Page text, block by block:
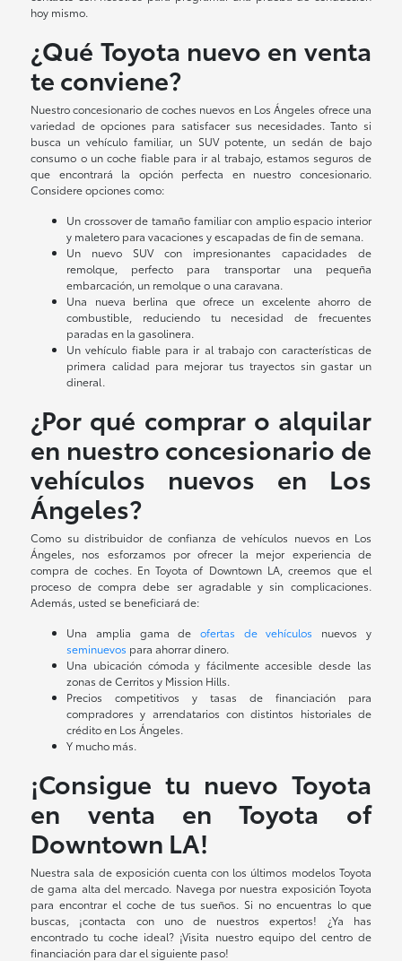
hoy mismo.
¿Qué Toyota nuevo en venta
te conviene?
Nuestro concesionario de coches nuevos en Los Ángeles ofrece una
variedad de opciones para satisfacer sus necesidades. Tanto si
busca un vehículo familiar, un SUV potente, un sedán de bajo
consumo o un coche fiable para ir al trabajo, estamos seguros de
que encontrará la opción perfecta en nuestro concesionario.
Considere opciones como:
Un crossover de tamaño familiar con amplio espacio interior
y maletero para vacaciones y escapadas de fin de semana.
Un nuevo SUV con impresionantes capacidades de
remolque, perfecto para transportar una pequeña
embarcación, un remolque o una caravana.
Una nueva berlina que ofrece un excelente ahorro de
combustible, reduciendo tu necesidad de frecuentes
paradas en la gasolinera.
Un vehículo fiable para ir al trabajo con características de
primera calidad para mejorar tus trayectos sin gastar un
dineral.
¿Por qué comprar o alquilar
en nuestro concesionario de
vehículos nuevos en Los
Ángeles?
Como su distribuidor de confianza de vehículos nuevos en Los
Ángeles, nos esforzamos por ofrecer la mejor experiencia de
compra de coches. En Toyota of Downtown LA, creemos que el
proceso de compra debe ser agradable y sin complicaciones.
Además, usted se beneficiará de:
Una amplia gama de ofertas de vehículos nuevos y
seminuevos para ahorrar dinero.
Una ubicación cómoda y fácilmente accesible desde las
zonas de Cerritos y Mission Hills.
Precios competitivos y tasas de financiación para
compradores y arrendatarios con distintos historiales de
crédito en Los Ángeles.
Y mucho más.
¡Consigue tu nuevo Toyota
en venta en Toyota of
Downtown LA!
Nuestra sala de exposición cuenta con los últimos modelos Toyota
de gama alta del mercado. Navega por nuestra exposición Toyota
para encontrar el coche de tus sueños. Si no encuentras lo que
buscas, ¡contacta con uno de nuestros expertos! ¿Ya has
encontrado tu coche ideal? ¡Visita nuestro equipo del centro de
financiación para dar el siguiente paso!